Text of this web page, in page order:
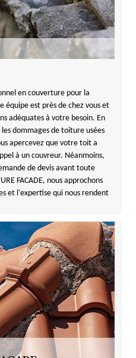
en couverture pour la
est près de chez vous et
adéquates à votre besoin. En
dommages de toiture usées
apercevez que votre toit a
à un couvreur. Néanmoins,
de devis avant toute
FACADE, nous approchons
et l'expertise qui nous rendent